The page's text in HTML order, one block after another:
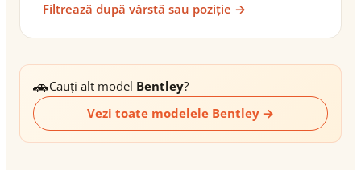
Filtrează după vârstă sau poziție →
🚗Cauți alt model Bentley?
Vezi toate modelele Bentley →